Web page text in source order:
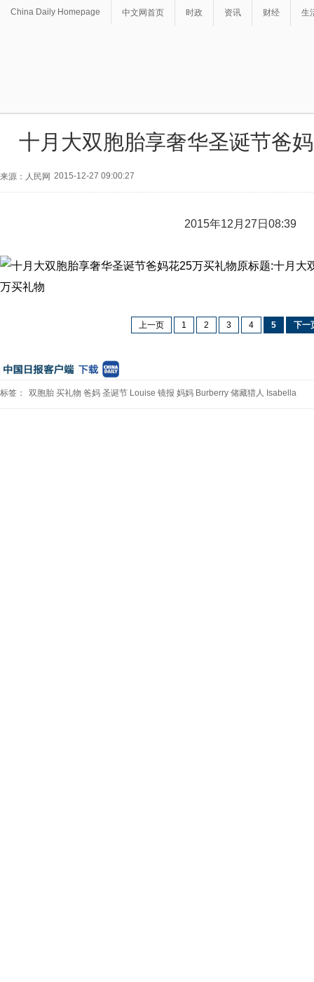
China Daily Homepage 中文网首页 时政 资讯 财经 生
十月大双胞胎享奢华圣诞节爸
来源：人民网 2015-12-27 09:00:27
2015年12月27日08:39
原标题:十月大
万买礼物
上一页 1 2 3 4 5 下一
标签： 双胞胎 买礼物 爸妈 圣诞节 Louise 镜报 妈妈 Burberry 储藏猎人 Isabella